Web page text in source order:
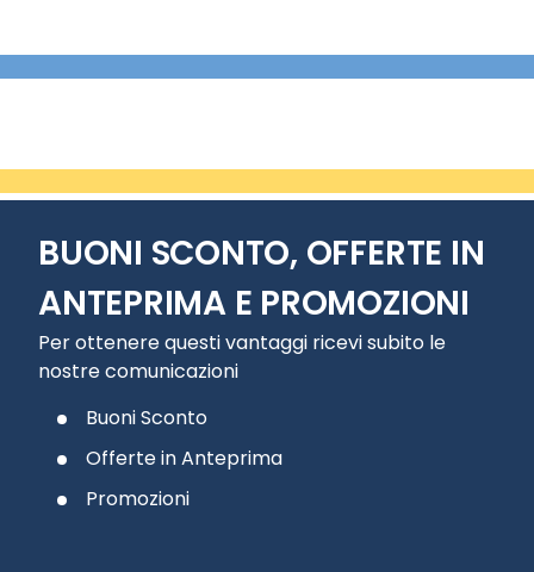
BUONI SCONTO, OFFERTE IN
ANTEPRIMA E PROMOZIONI
Per ottenere questi vantaggi ricevi subito le
nostre comunicazioni
Buoni Sconto
Offerte in Anteprima
Promozioni